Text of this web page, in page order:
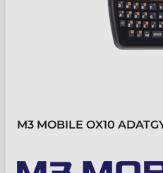
M3 MOBILE OX10